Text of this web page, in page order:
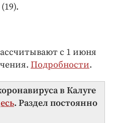
с 1 июня
Подробности.
в Калуге
. Раздел постоянно